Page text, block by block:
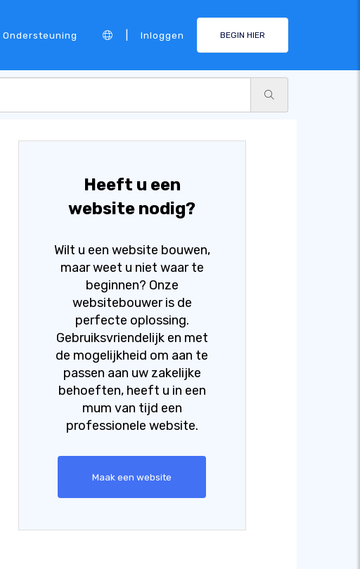
Ondersteuning Inloggen BEGIN HIER
Heeft u een
website nodig?
Wilt u een website bouwen,
maar weet u niet waar te
beginnen? Onze
websitebouwer is de
perfecte oplossing.
Gebruiksvriendelijk en met
de mogelijkheid om aan te
passen aan uw zakelijke
behoeften, heeft u in een
mum van tijd een
professionele website.
Maak een website